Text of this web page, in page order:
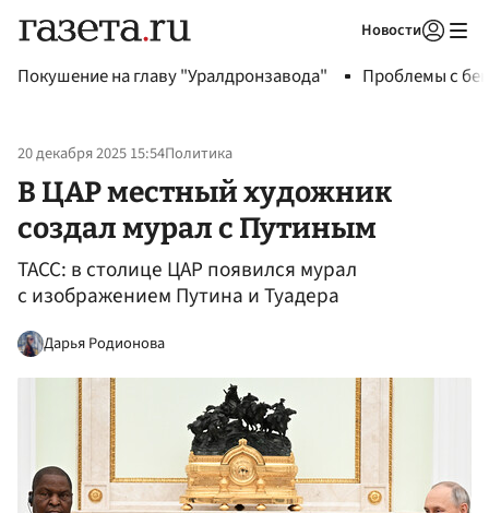
Новости
Покушение на главу "Уралдронзавода" Проблемы с
20 декабря 2025 15:54Политика
В ЦАР местный художник
создал мурал с Путиным
ТАСС: в столице ЦАР появился мурал
с изображением Путина и Туадера
Дарья Родионова